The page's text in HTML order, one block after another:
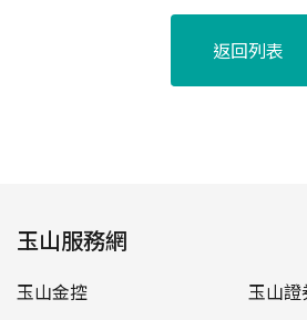
返回列表
玉山服務網
玉山金控
玉山證